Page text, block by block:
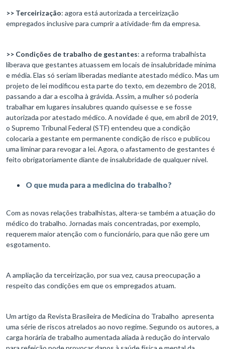
>> Terceirização: agora está autorizada a terceirização
empregados inclusive para cumprir a atividade-fim da empresa.
>> Condições de trabalho de gestantes: a reforma trabalhista
liberava que gestantes atuassem em locais de insalubridade mínima
e média. Elas só seriam liberadas mediante atestado médico. Mas um
projeto de lei modificou esta parte do texto, em dezembro de 2018,
passando a dar a escolha à grávida. Assim, a mulher só poderia
trabalhar em lugares insalubres quando quisesse e se fosse
autorizada por atestado médico. A novidade é que, em abril de 2019,
o Supremo Tribunal Federal (STF) entendeu que a condição
colocaria a gestante em permanente condição de risco e publicou
uma liminar para revogar a lei. Agora, o afastamento de gestantes é
feito obrigatoriamente diante de insalubridade de qualquer nível.
O que muda para a medicina do trabalho?
Com as novas relações trabalhistas, altera-se também a atuação do
médico do trabalho. Jornadas mais concentradas, por exemplo,
requerem maior atenção com o funcionário, para que não gere um
esgotamento.
A ampliação da terceirização, por sua vez, causa preocupação a
respeito das condições em que os empregados atuam.
Um artigo da Revista Brasileira de Medicina do Trabalho apresenta
uma série de riscos atrelados ao novo regime. Segundo os autores, a
carga horária de trabalho aumentada aliada à redução do intervalo